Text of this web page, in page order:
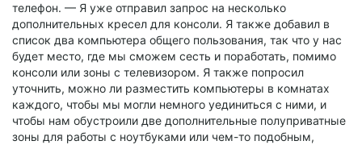
телефон. — Я уже отправил запрос на несколько
дополнительных кресел для консоли. Я также добавил в
список два компьютера общего пользования, так что у нас
будет место, где мы сможем сесть и поработать, помимо
консоли или зоны с телевизором. Я также попросил
уточнить, можно ли разместить компьютеры в комнатах
каждого, чтобы мы могли немного уединиться с ними, и
чтобы нам обустроили две дополнительные полуприватные
зоны для работы с ноутбуками или чем-то подобным,